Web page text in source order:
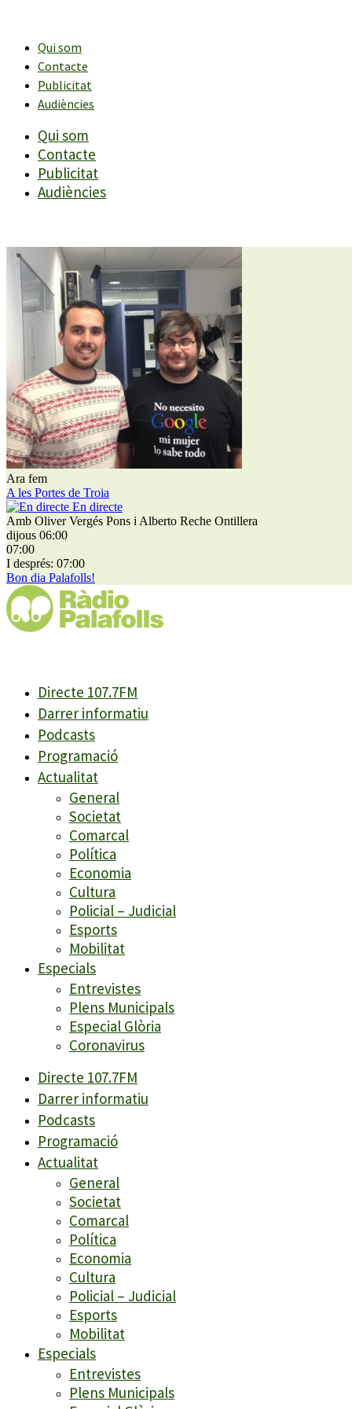
contingutQui som
Contacte
Publicitat
Audiències
Qui som
Contacte
Publicitat
Audiències
Ara fem
A les Portes de Troia
En directe
Amb Oliver Vergés Pons i Alberto Reche Ontillera
dijous 06:00
07:00
I després: 07:00
Bon dia Palafolls!
Directe 107.7FM
Darrer informatiu
Podcasts
Programació
Actualitat
General
Societat
Comarcal
Política
Economia
Cultura
Policial – Judicial
Esports
Mobilitat
Especials
Entrevistes
Plens Municipals
Especial Glòria
Coronavirus
Directe 107.7FM
Darrer informatiu
Podcasts
Programació
Actualitat
General
Societat
Comarcal
Política
Economia
Cultura
Policial – Judicial
Esports
Mobilitat
Especials
Entrevistes
Plens Municipals